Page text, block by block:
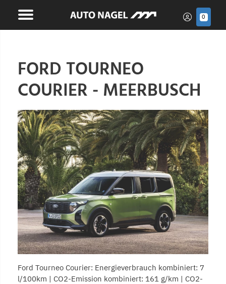
0
FORD TOURNEO
COURIER - MEERBUSCH
Ford Tourneo Courier: Energieverbrauch kombiniert: 7
l/100km | CO2-Emission kombiniert: 161 g/km | CO2-